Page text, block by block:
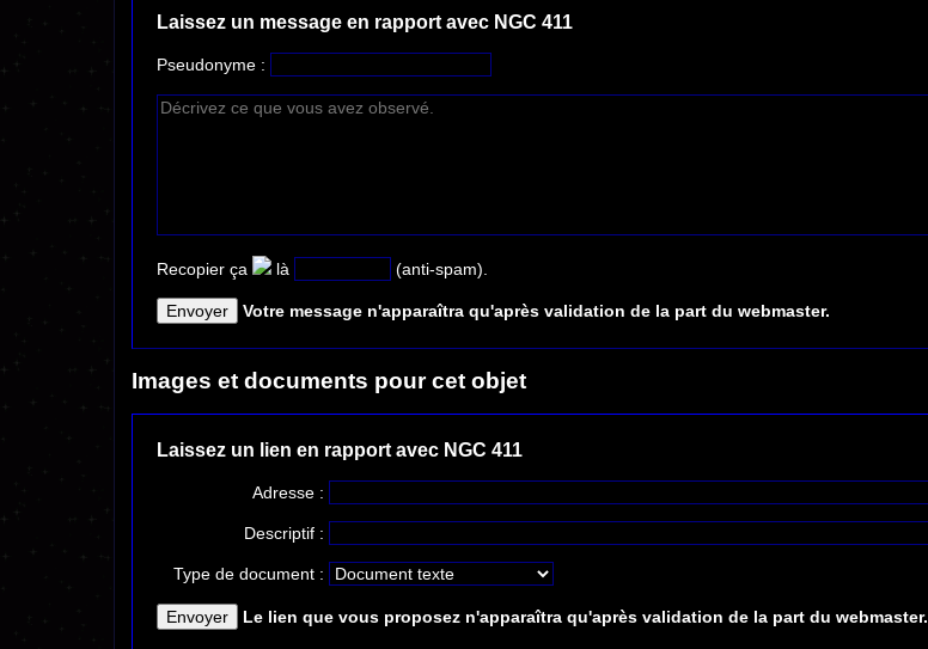
Laissez un message en rapport avec NGC 411
Pseudonyme :
Recopier ça là (anti-spam).
Votre message n'apparaîtra qu'après validation de la part du webmaster.
Images et documents pour cet objet
Laissez un lien en rapport avec NGC 411
Adresse :
Descriptif :
Type de document :
Le lien que vous proposez n'apparaîtra qu'après validation de la part du webmaster.